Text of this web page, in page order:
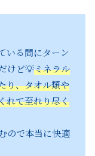
いる間にターン
けど💡ミネラル
り、タオル類や
れて至れり尽く
ので本当に快適